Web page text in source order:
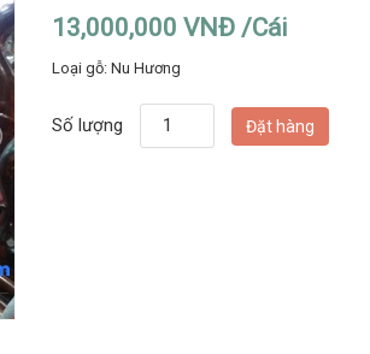
13,000,000 VNĐ /Cái
Loại gỗ: Nu Hương
Số lượng